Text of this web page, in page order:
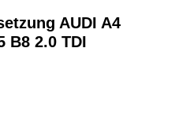
AUDI A4
B8 2.0 TDI